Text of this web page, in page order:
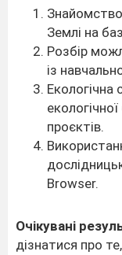
Землі на
Розбір
із
Екологічна
проєктів.
Browser.
Очікувані
дізнатися про